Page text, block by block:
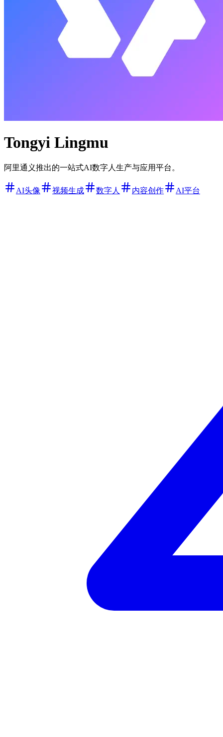
Tongyi Lingmu
阿里通义推出的一站式AI数字人生产与应用平台。
AI头像 视频生成 数字人 内容创作 AI平台